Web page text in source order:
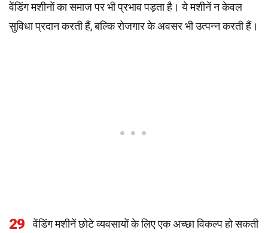
वेंडिंग मशीनों का समाज पर भी प्रभाव पड़ता है। ये मशीनें न केवल
सुविधा प्रदान करती हैं, बल्कि रोजगार के अवसर भी उत्पन्न करती हैं।
29
वेंडिंग मशीनें छोटे व्यवसायों के लिए एक अच्छा विकल्प हो सकती